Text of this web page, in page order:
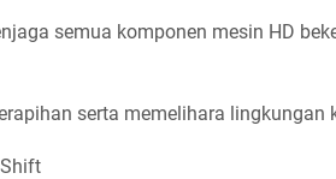
semua komponen mesin HD
serta memelihara lingkungan